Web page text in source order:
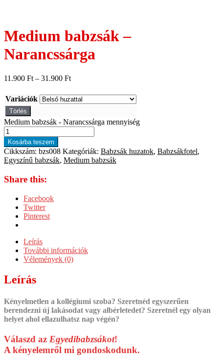
Medium babzsák –
Narancssárga
11.900 Ft – 31.900 Ft
Variációk
Törlés
Medium babzsák - Narancssárga mennyiség
Kosárba teszem
Cikkszám: bzs008 Kategóriák: Babzsák huzatok, Babzsákfotel,
Egyszínű babzsák, Medium babzsák
Share this:
Facebook
Twitter
Pinterest
Leírás
További információk
Vélemények (0)
Leírás
Kényelmetlen a kollégiumi szoba? Szeretnéd egyszerűen
berendezni új lakásodat vagy albérletedet? Szeretnél egy olyan
helyet ahol ellazulhatsz nap végén?
Válaszd az Egyedibabzsákot!
A kényelemről mi gondoskodunk.